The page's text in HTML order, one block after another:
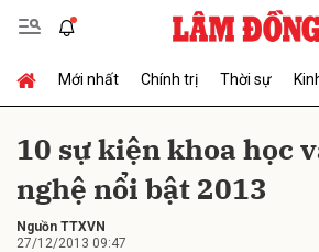
Mới nhất Chính trị Thời sự
10 sự kiện khoa học
nghệ nổi bật 2013
Nguồn TTXVN
27/12/2013 09:47
Gửi bình luận